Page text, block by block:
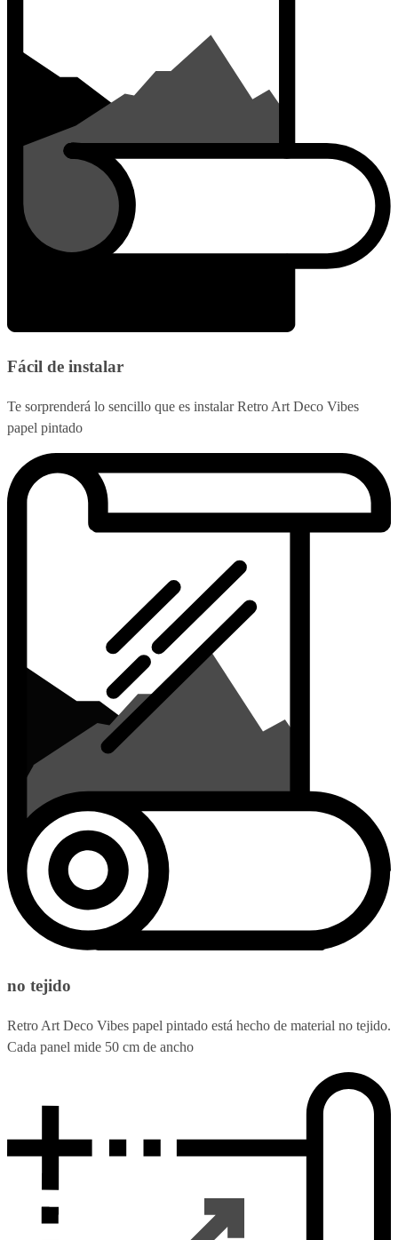
Fácil de instalar
Te sorprenderá lo sencillo que es instalar Retro Art Deco Vibes
papel pintado
no tejido
Retro Art Deco Vibes papel pintado está hecho de material no tejido.
Cada panel mide 50 cm de ancho